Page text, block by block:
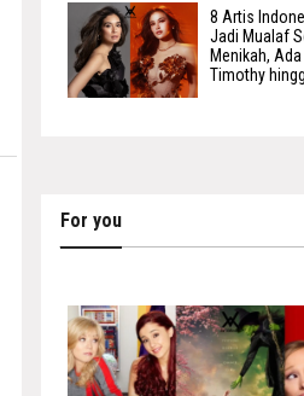
8 Artis
Jadi Mualaf
Menikah,
Timothy
For you